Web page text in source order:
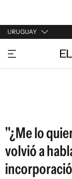
URUGUAY
URUGUAY
ARGENTINA
"¿Me lo
volvió a